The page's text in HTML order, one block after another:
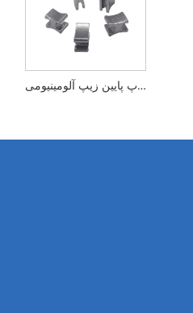
استاپ پایین زیپ آلومینیومی